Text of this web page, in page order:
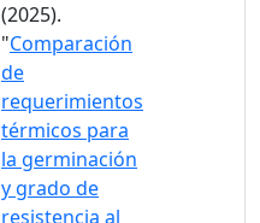
(2025).
"Comparación
de
requerimientos
térmicos para
la germinación
y grado de
resistencia al